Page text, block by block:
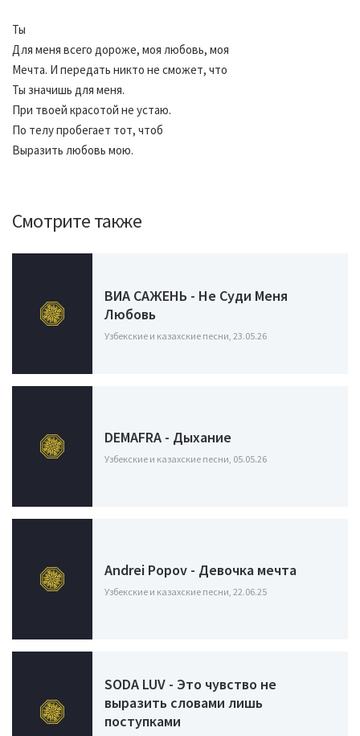
Ты
Для меня всего дороже, моя любовь, моя
Мечта. И передать никто не сможет, что
Ты значишь для меня.
При твоей красотой не устаю.
По телу пробегает тот, чтоб
Выразить любовь мою.
Смотрите также
ВИА САЖЕНЬ - Не Суди Меня
Любовь
Узбекские и казахские песни, 23.05.26
DEMAFRA - Дыхание
Узбекские и казахские песни, 05.05.26
Andrei Popov - Девочка мечта
Узбекские и казахские песни, 22.06.25
SODA LUV - Это чувство не
выразить словами лишь
поступками